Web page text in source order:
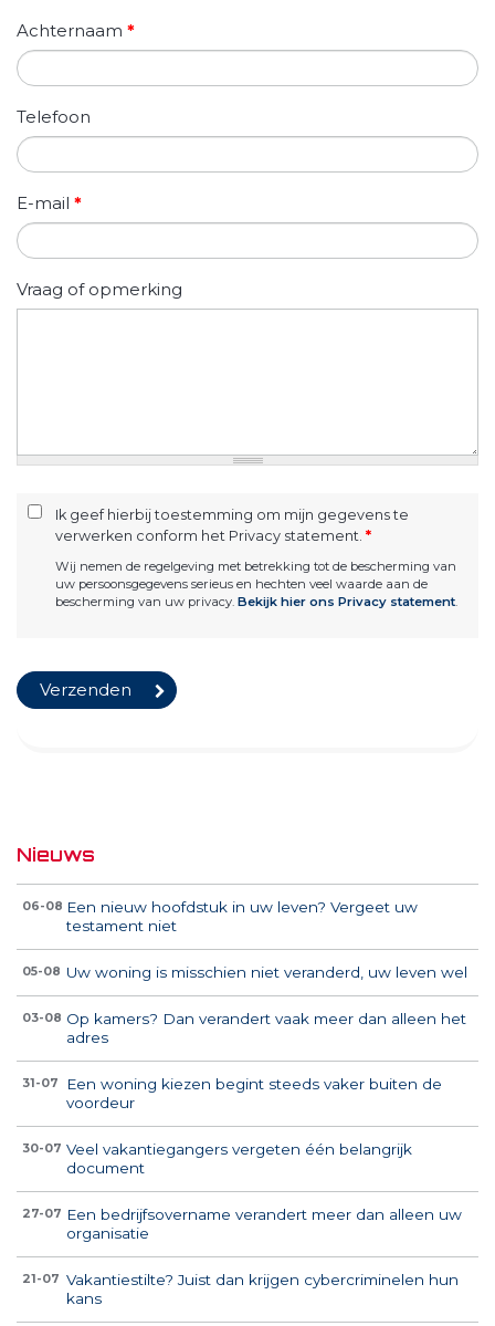
Achternaam *
Telefoon
E-mail *
Vraag of opmerking
Ik geef hierbij toestemming om mijn gegevens te
verwerken conform het Privacy statement. *
Wij nemen de regelgeving met betrekking tot de bescherming van
uw persoonsgegevens serieus en hechten veel waarde aan de
bescherming van uw privacy. Bekijk hier ons Privacy statement
Nieuws
06-08 Een nieuw hoofdstuk in uw leven? Vergeet uw
testament niet
05-08 Uw woning is misschien niet veranderd, uw leven wel
03-08 Op kamers? Dan verandert vaak meer dan alleen het
adres
31-07
Een woning kiezen begint steeds vaker buiten de
voordeur
30-07 Veel vakantiegangers vergeten één belangrijk
document
27-07 Een bedrijfsovername verandert meer dan alleen uw
organisatie
21-07 Vakantiestilte? Juist dan krijgen cybercriminelen hun
kans